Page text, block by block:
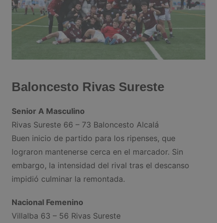
Baloncesto Rivas Sureste
Senior A Masculino
Rivas Sureste 66 – 73 Baloncesto Alcalá
Buen inicio de partido para los ripenses, que
lograron mantenerse cerca en el marcador. Sin
embargo, la intensidad del rival tras el descanso
impidió culminar la remontada.
Nacional Femenino
Villalba 63 – 56 Rivas Sureste